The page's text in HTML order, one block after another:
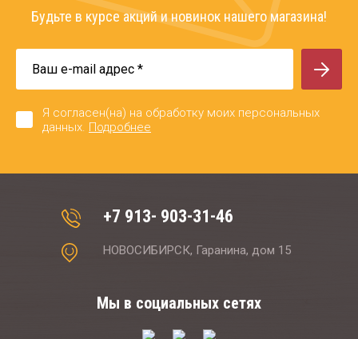
Будьте в курсе акций и новинок нашего магазина!
Я согласен(на) на обработку моих персональных
данных. Подробнее
+7 913- 903-31-46
НОВОСИБИРСК, Гаранина, дом 15
Мы в социальных сетях